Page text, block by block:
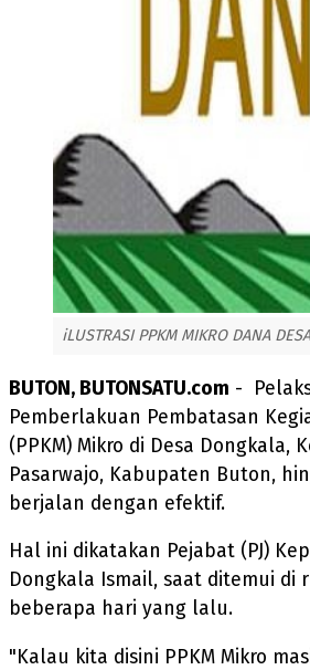
iLUSTRASI PPKM MIKRO DANA
BUTON, BUTONSATU.com -
Pemberlakuan Pembatasan
(PPKM) Mikro di Desa Dongkala,
Pasarwajo, Kabupaten Buton,
berjalan dengan efektif.
Hal ini dikatakan Pejabat (PJ)
Dongkala Ismail, saat ditemui di
beberapa hari yang lalu.
"Kalau kita disini PPKM Mikro